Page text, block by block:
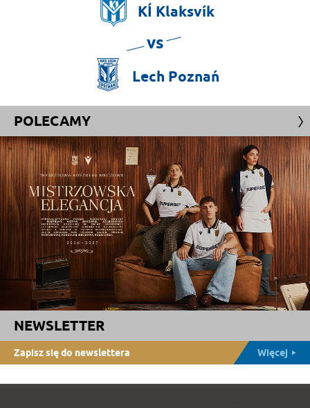
KÍ Klaksvík
vs
Lech Poznań
POLECAMY
NEWSLETTER
Zapisz się do newslettera Więcej